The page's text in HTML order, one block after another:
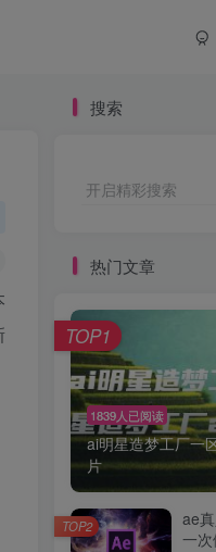
搜索
开启精彩搜索
热门文章
1839人已阅读
ai明星造梦工厂一
片
TOP1
ae
一
TOP2